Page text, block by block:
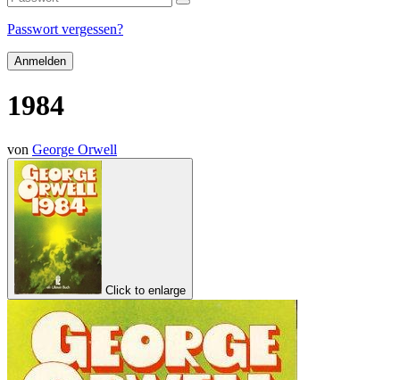
Passwort vergessen?
Anmelden
1984
von George Orwell
Click to enlarge